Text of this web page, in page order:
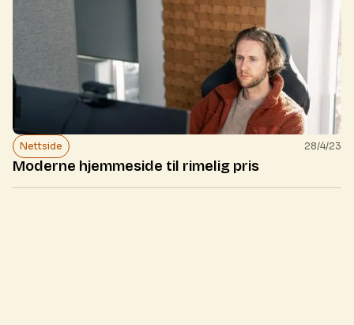
Nettside 28/4/23
Moderne hjemmeside til rimelig pris